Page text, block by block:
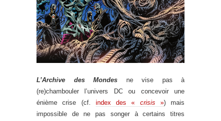
L’Archive des Mondes ne vise pas à
(re)chambouler l’univers DC ou concevoir une
énième crise (cf. index des « crisis ») mais
impossible de ne pas songer à certains titres